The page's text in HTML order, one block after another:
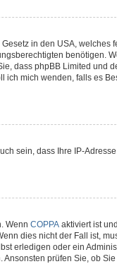
in den USA, welches
benötigen.
dass phpBB Limited und
ich mich wenden, falls es
sein, dass Ihre IP-
Wenn COPPA aktiviert ist
dies nicht der Fall ist,
erledigen oder ein
prüfen Sie, ob